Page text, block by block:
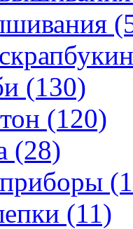
(130)
(120)
(28)
(11)